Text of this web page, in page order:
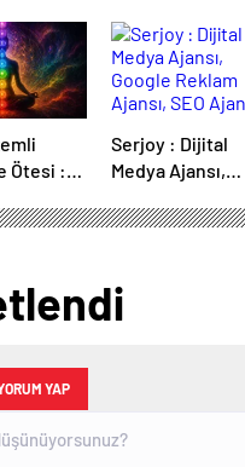
Ötesi :
Serjoy : Dijital
Medya Ajansı,
Ajansı, SEO
YAP